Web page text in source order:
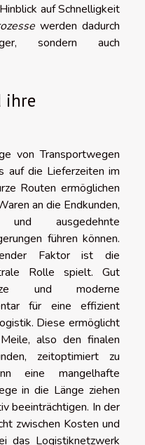
auf Schnelligkeit
werden dadurch
sondern auch
ihre
von Transportwegen
auf die Lieferzeiten im
Routen ermöglichen
an die Endkunden,
und ausgedehnte
führen können.
Faktor ist die
Rolle spielt. Gut
und moderne
für eine effizient
Diese ermöglicht
also den finalen
zeitoptimiert zu
eine mangelhafte
in die Länge ziehen
beeinträchtigen. In der
zwischen Kosten und
das Logistiknetzwerk